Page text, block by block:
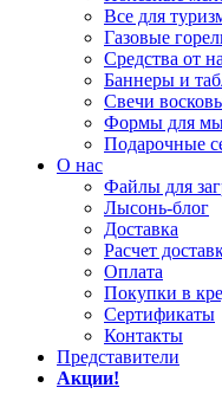
Все для
Газовые
Средства от
Баннеры и
Свечи
Формы для
Подарочные
О нас
Файлы для
Лысонь-блог
Доставка
Расчет
Оплата
Покупки в
Сертификаты
Контакты
Представители
Акции!